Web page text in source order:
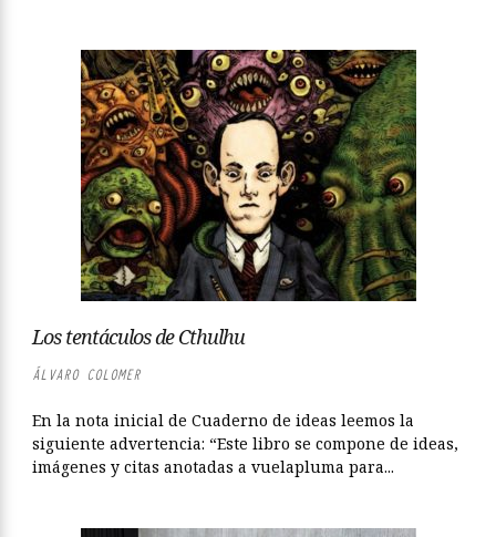
Los tentáculos de Cthulhu
ÁLVARO COLOMER
En la nota inicial de Cuaderno de ideas leemos la
siguiente advertencia: “Este libro se compone de ideas,
imágenes y citas anotadas a vuelapluma para...